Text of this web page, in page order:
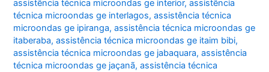
assistência técnica microondas ge interior,assistência
técnica microondas ge interlagos,assistência técnica
microondas ge ipiranga,assistência técnica microondas ge
itaberaba,assistência técnica microondas ge itaim bibi,
assistência técnica microondas ge jabaquara,assistência
técnica microondas ge jaçanã,assistência técnica